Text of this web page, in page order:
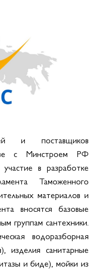
и поставщиков
с Минстроем РФ
в разработке
Таможенного
материалов и
вносятся базовые
группам сантехники.
водоразборная
изделия санитарные
и биде), мойки из